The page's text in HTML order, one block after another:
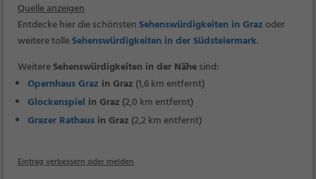
Quelle anzeigen
Entdecke hier die schönstenSehenswürdigkeiten in Grazoder
weitere tolleSehenswürdigkeiten in der Südsteiermark.
WeitereSehenswürdigkeiten in der Nähesind:
Opernhaus Graz in Graz (1,6 km entfernt)
Glockenspiel in Graz (2,0 km entfernt)
Grazer Rathaus in Graz (2,2 km entfernt)
Eintrag verbessern oder melden